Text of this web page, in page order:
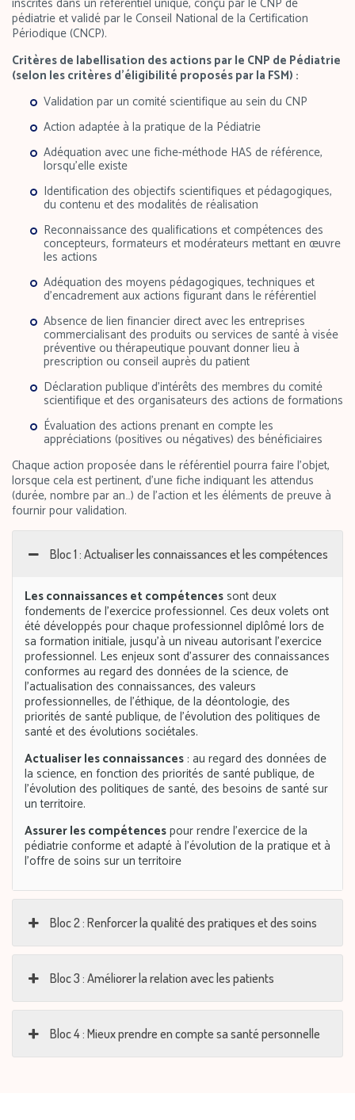
pédiatrie et validé par le Conseil National de la Certification
Périodique (CNCP).
Critères de labellisation des actions par le CNP de Pédiatrie
(selon les critères d’éligibilité proposés par la FSM) :
Validation par un comité scientifique au sein du CNP
Action adaptée à la pratique de la Pédiatrie
Adéquation avec une fiche-méthode HAS de référence,
lorsqu’elle existe
Identification des objectifs scientifiques et pédagogiques,
du contenu et des modalités de réalisation
Reconnaissance des qualifications et compétences des
concepteurs, formateurs et modérateurs mettant en œuvre
les actions
Adéquation des moyens pédagogiques, techniques et
d’encadrement aux actions figurant dans le référentiel
Absence de lien financier direct avec les entreprises
commercialisant des produits ou services de santé à visée
préventive ou thérapeutique pouvant donner lieu à
prescription ou conseil auprès du patient
Déclaration publique d’intérêts des membres du comité
scientifique et des organisateurs des actions de formations
Évaluation des actions prenant en compte les
appréciations (positives ou négatives) des bénéficiaires
Chaque action proposée dans le référentiel pourra faire l’objet,
lorsque cela est pertinent, d’une fiche indiquant les attendus
(durée, nombre par an…) de l’action et les éléments de preuve à
fournir pour validation.
Bloc 1 : Actualiser les connaissances et les compétences
Les connaissances et compétences sont deux
fondements de l’exercice professionnel. Ces deux volets ont
été développés pour chaque professionnel diplômé lors de
sa formation initiale, jusqu’à un niveau autorisant l’exercice
professionnel. Les enjeux sont d’assurer des connaissances
conformes au regard des données de la science, de
l’actualisation des connaissances, des valeurs
professionnelles, de l’éthique, de la déontologie, des
priorités de santé publique, de l’évolution des politiques de
santé et des évolutions sociétales.
Actualiser les connaissances : au regard des données de
la science, en fonction des priorités de santé publique, de
l’évolution des politiques de santé, des besoins de santé sur
un territoire.
Assurer les compétencespour rendre l’exercice de la
pédiatrie conforme et adapté à l’évolution de la pratique et à
l’offre de soins sur un territoire
Bloc 2 : Renforcer la qualité des pratiques et des soins
Bloc 3 : Améliorer la relation avec les patients
Bloc 4 : Mieux prendre en compte sa santé personnelle